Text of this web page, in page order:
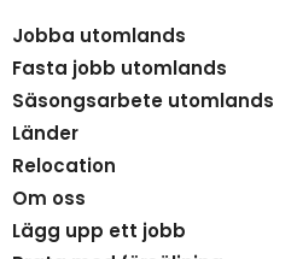
Jobba utomlands
Fasta jobb utomlands
Säsongsarbete utomlands
Länder
Relocation
Om oss
Lägg upp ett jobb